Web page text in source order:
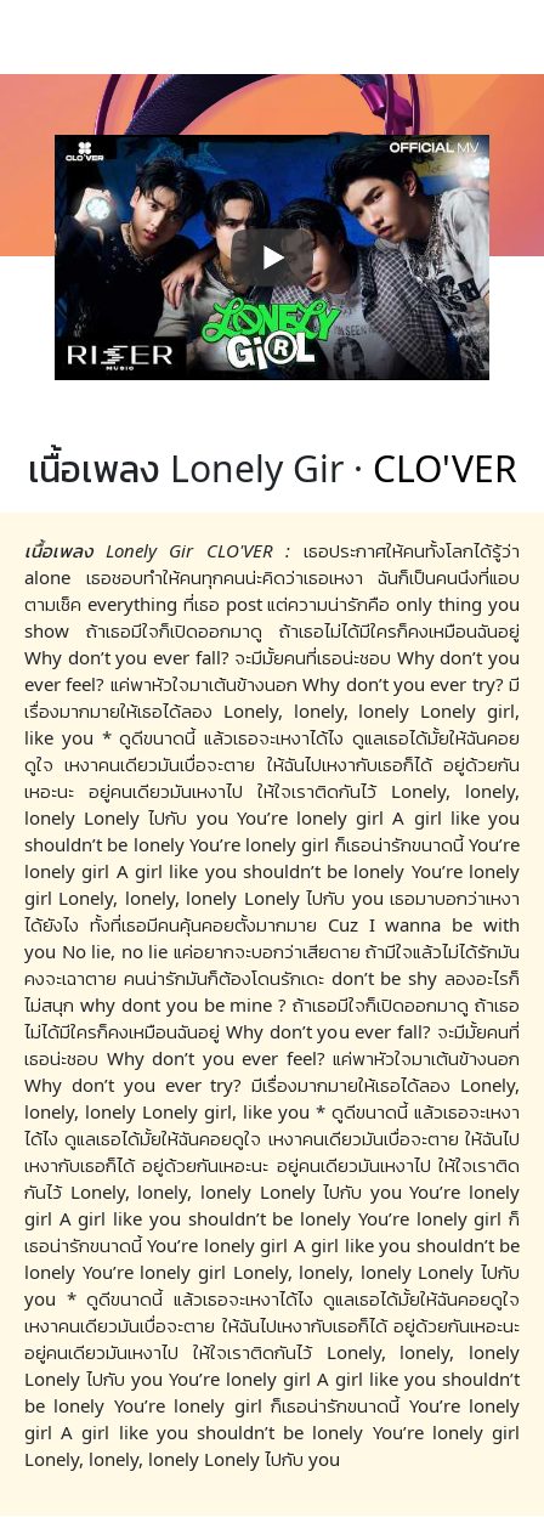
เนื้อเพลง Lonely Gir · CLO'VER
เนื้อเพลง Lonely Gir CLO'VER : เธอประกาศให้คนทั้งโลกได้รู้ว่า
alone เธอชอบทำให้คนทุกคนน่ะคิดว่าเธอเหงา ฉันก็เป็นคนนึงที่แอบ
ตามเช็ค everything ที่เธอ post แต่ความน่ารักคือ only thing you
show ถ้าเธอมีใจก็เปิดออกมาดู ถ้าเธอไม่ได้มีใครก็คงเหมือนฉันอยู่
Why don’t you ever fall? จะมีมั้ยคนที่เธอน่ะชอบ Why don’t you
ever feel? แค่พาหัวใจมาเต้นข้างนอก Why don’t you ever try? มี
เรื่องมากมายให้เธอได้ลอง Lonely, lonely, lonely Lonely girl,
like you * ดูดีขนาดนี้ แล้วเธอจะเหงาได้ไง ดูแลเธอได้มั้ยให้ฉันคอย
ดูใจ เหงาคนเดียวมันเบื่อจะตาย ให้ฉันไปเหงากับเธอก็ได้ อยู่ด้วยกัน
เหอะนะ อยู่คนเดียวมันเหงาไป ให้ใจเราติดกันไว้ Lonely, lonely,
lonely Lonely ไปกับ you You’re lonely girl A girl like you
shouldn’t be lonely You’re lonely girl ก็เธอน่ารักขนาดนี้ You’re
lonely girl A girl like you shouldn’t be lonely You’re lonely
girl Lonely, lonely, lonely Lonely ไปกับ you เธอมาบอกว่าเหงา
ได้ยังไง ทั้งที่เธอมีคนคุ้นคอยตั้งมากมาย Cuz I wanna be with
you No lie, no lie แค่อยากจะบอกว่าเสียดาย ถ้ามีใจแล้วไม่ได้รักมัน
คงจะเฉาตาย คนน่ารักมันก็ต้องโดนรักเดะ don’t be shy ลองอะไรก็
ไม่สนุก why dont you be mine ? ถ้าเธอมีใจก็เปิดออกมาดู ถ้าเธอ
ไม่ได้มีใครก็คงเหมือนฉันอยู่ Why don’t you ever fall? จะมีมั้ยคนที่
เธอน่ะชอบ Why don’t you ever feel? แค่พาหัวใจมาเต้นข้างนอก
Why don’t you ever try? มีเรื่องมากมายให้เธอได้ลอง Lonely,
lonely, lonely Lonely girl, like you * ดูดีขนาดนี้ แล้วเธอจะเหงา
ได้ไง ดูแลเธอได้มั้ยให้ฉันคอยดูใจ เหงาคนเดียวมันเบื่อจะตาย ให้ฉันไป
เหงากับเธอก็ได้ อยู่ด้วยกันเหอะนะ อยู่คนเดียวมันเหงาไป ให้ใจเราติด
กันไว้ Lonely, lonely, lonely Lonely ไปกับ you You’re lonely
girl A girl like you shouldn’t be lonely You’re lonely girl ก็
เธอน่ารักขนาดนี้ You’re lonely girl A girl like you shouldn’t be
lonely You’re lonely girl Lonely, lonely, lonely Lonely ไปกับ
you * ดูดีขนาดนี้ แล้วเธอจะเหงาได้ไง ดูแลเธอได้มั้ยให้ฉันคอยดูใจ
เหงาคนเดียวมันเบื่อจะตาย ให้ฉันไปเหงากับเธอก็ได้ อยู่ด้วยกันเหอะนะ
อยู่คนเดียวมันเหงาไป ให้ใจเราติดกันไว้ Lonely, lonely, lonely
Lonely ไปกับ you You’re lonely girl A girl like you shouldn’t
be lonely You’re lonely girl ก็เธอน่ารักขนาดนี้ You’re lonely
girl A girl like you shouldn’t be lonely You’re lonely girl
Lonely, lonely, lonely Lonely ไปกับ you